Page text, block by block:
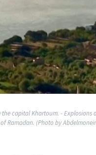
capital Khartoum. -
(Photo by